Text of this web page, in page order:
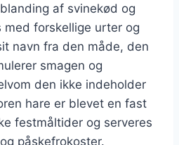
af svinekød og
med forskellige urter og
navn fra den måde, den
smagen og
den ikke indeholder
hare er blevet en fast
festmåltider og serveres
påskefrokoster.